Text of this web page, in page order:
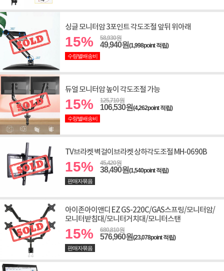
싱글 모니터암 3포인트 각도조절 앞뒤 위아래
15% 58,930원
49,940원(1,998point 적립)
수량별배송비
듀얼 모니터암 높이 각도조절 가능
15% 125,710원
106,530원(4,262point 적립)
수량별배송비
TV브라켓 벽걸이브라켓 상하각도조절 MH-0690B
15% 45,420원
38,490원(1,540point 적립)
판매자묶음
아이존아이앤디 EZ GS-220C/GAS스프링/모니터암/
모니터받침대/모니터거치대/모니터스탠
15% 680,810원
576,960원(23,078point 적립)
판매자묶음